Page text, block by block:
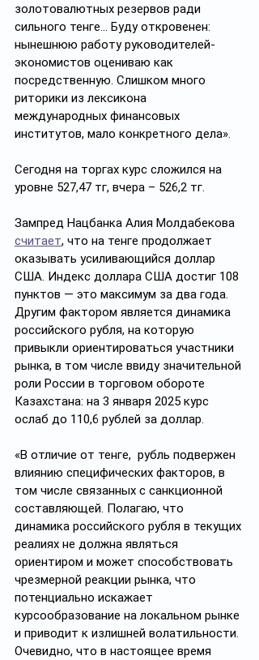
золотовалютных резервов ради
сильного тенге... Буду откровенен:
нынешнюю работу руководителей-
экономистов оцениваю как
посредственную. Слишком много
риторики из лексикона
международных финансовых
институтов, мало конкретного дела».
Сегодня на торгах курс сложился на
уровне 527,47 тг, вчера – 526,2 тг.
Зампред Нацбанка Алия Молдабекова
считает, что на тенге продолжает
оказывать усиливающийся доллар
США. Индекс доллара США достиг 108
пунктов — это максимум за два года.
Другим фактором является динамика
российского рубля, на которую
привыкли ориентироваться участники
рынка, в том числе ввиду значительной
роли России в торговом обороте
Казахстана: на 3 января 2025 курс
ослаб до 110,6 рублей за доллар.
«В отличие от тенге,  рубль подвержен
влиянию специфических факторов, в
том числе связанных с санкционной
составляющей. Полагаю, что
динамика российского рубля в текущих
реалиях не должна являться
ориентиром и может способствовать
чрезмерной реакции рынка, что
потенциально искажает
курсообразование на локальном рынке
и приводит к излишней волатильности.
Очевидно, что в настоящее время